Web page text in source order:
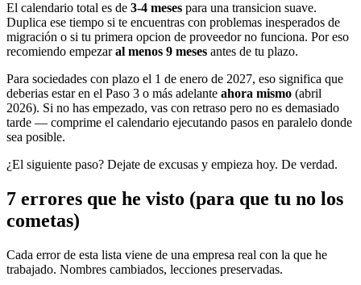
El calendario total es de 3-4 meses para una transicion suave.
Duplica ese tiempo si te encuentras con problemas inesperados de
migración o si tu primera opcion de proveedor no funciona. Por eso
recomiendo empezaral menos 9 meses antes de tu plazo.
Para sociedades con plazo el 1 de enero de 2027, eso significa que
deberias estar en el Paso 3 o más adelante ahora mismo (abril
2026). Si no has empezado, vas con retraso pero no es demasiado
tarde — comprime el calendario ejecutando pasos en paralelo donde
sea posible.
¿El siguiente paso? Dejate de excusas y empieza hoy. De verdad.
7 errores que he visto (para que tu no los
cometas)
Cada error de esta lista viene de una empresa real con la que he
trabajado. Nombres cambiados, lecciones preservadas.